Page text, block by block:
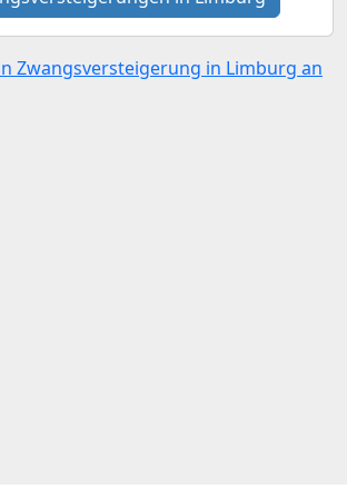
Zwangsversteigerung in Limburg an